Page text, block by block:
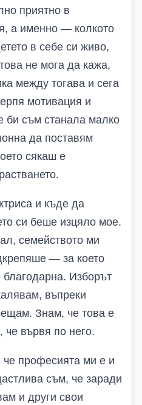
приятно в
а именно — колкото
в себе си живо,
не мога да кажа,
между тогава и сега
мотивация и
би съм станала малко
да поставям
сякаш е
и къде да
си беше изцяло мое.
семейството ми
— за което
Изборът
въпреки
Знам, че това е
че вървя по него.
професията ми е и
съм, че заради
и други свои